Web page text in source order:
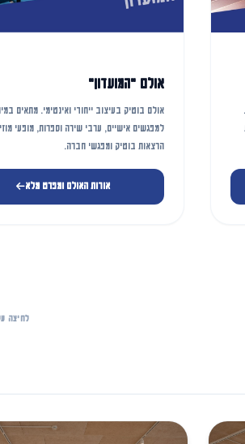
אולם "המועדון"
אולם בוטיק בעיצוב ייחודי ואינטימי. מתאים
למפגשים אישיים, ערבי שירה וספרות, מופעי
הרצאות בוטיק ומפגשי חברה.
אודות האולם ומפרט מלא
לחיצה